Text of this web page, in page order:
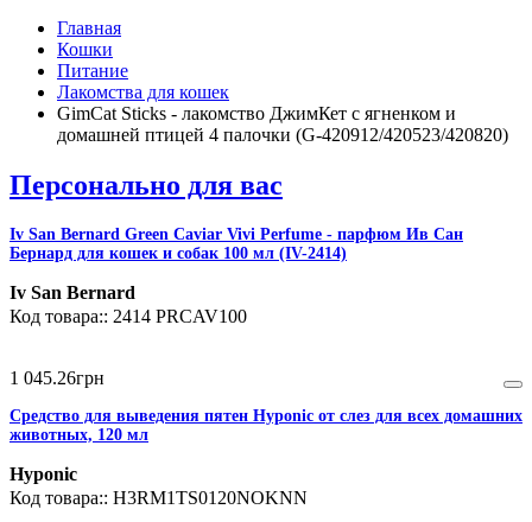
Главная
Кошки
Питание
Лакомства для кошек
GimCat Sticks - лакомство ДжимКет с ягненком и
домашней птицей 4 палочки (G-420912/420523/420820)
Персонально для вас
Iv San Bernard Green Caviar Vivi Perfume - парфюм Ив Сан
Бернард для кошек и собак 100 мл (IV-2414)
Iv San Bernard
2414 PRCAV100
1 045.26грн
Средство для выведения пятен Hyponic от слез для всех домашних
животных, 120 мл
Hyponic
H3RM1TS0120NOKNN